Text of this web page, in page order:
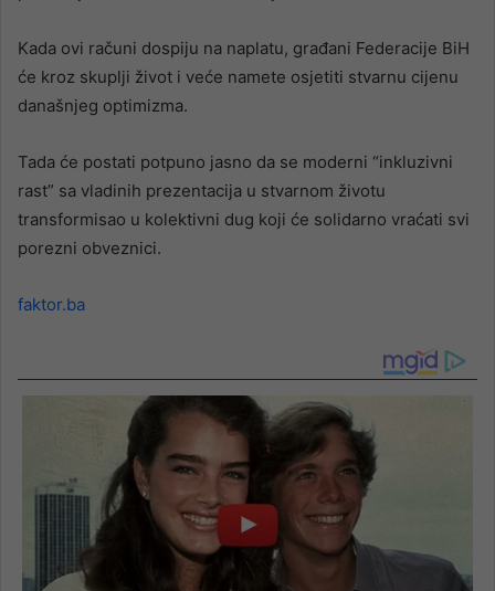
Kada ovi računi dospiju na naplatu, građani Federacije BiH
će kroz skuplji život i veće namete osjetiti stvarnu cijenu
današnjeg optimizma.
Tada će postati potpuno jasno da se moderni “inkluzivni
rast” sa vladinih prezentacija u stvarnom životu
transformisao u kolektivni dug koji će solidarno vraćati svi
porezni obveznici.
faktor.ba